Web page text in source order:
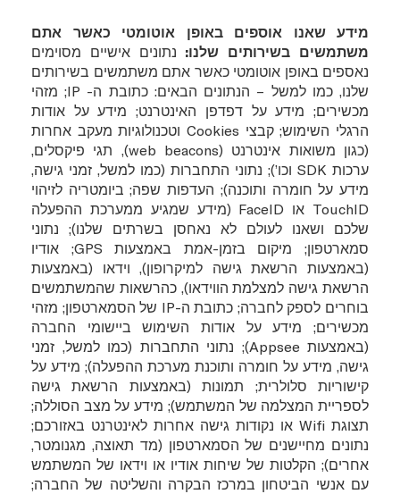
מידע שאנו אוספים באופן אוטומטי כאשר אתם
משתמשים בשירותים שלנו: נתונים אישיים מסוימים
נאספים באופן אוטומטי כאשר אתם משתמשים בשירותים
שלנו, כמו למשל – הנתונים הבאים: כתובת ה- IP; מזהי
מכשירים; מידע על דפדפן האינטרנט; מידע על אודות
הרגלי השימוש; קבצי Cookies וטכנולוגיות מעקב אחרות
(כגון משואות אינטרנט (web beacons), תגי פיקסלים,
ערכות SDK וכו’); נתוני התחברות (כמו למשל, זמני גישה,
מידע על חומרה ותוכנה); העדפות שפה; ביומטריה לזיהוי
TouchID או FaceID (מידע שמגיע ממערכת ההפעלה
שלכם ושאנו לעולם לא נאחסן בשרתים שלנו); נתוני
סמארטפון; מיקום בזמן-אמת באמצעות GPS; אודיו
(באמצעות הרשאת גישה למיקרופון), וידאו (באמצעות
הרשאת גישה למצלמת הווידאו), כהרשאות שהמשתמשים
בוחרים לספק לחברה; כתובת ה-IP של הסמארטפון; מזהי
מכשירים; מידע על אודות השימוש ביישומי החברה
(באמצעותAppsee); נתוני התחברות (כמו למשל, זמני
גישה, מידע על חומרה ותוכנת מערכת ההפעלה); מידע על
קישוריות סלולרית; תמונות (באמצעות הרשאת גישה
לספריית המצלמה של המשתמש); מידע על מצב הסוללה;
תצוגת Wifi או נקודות גישה אחרות לאינטרנט באזורכם;
נתונים מחיישנים של הסמארטפון (מד תאוצה, מגנומטר,
אחרים); הקלטות של שיחות אודיו או וידאו של המשתמש
עם אנשי הביטחון במרכז הבקרה והשליטה של החברה;